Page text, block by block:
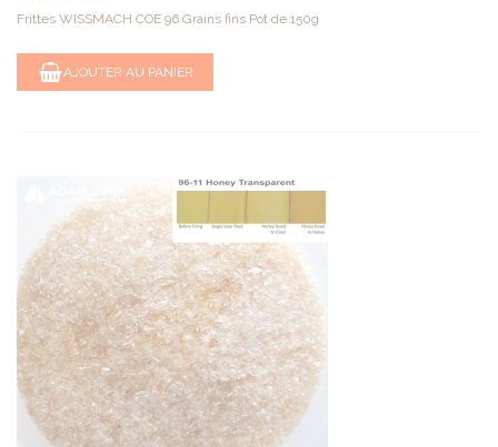
Frittes WISSMACH COE 96 Grains fins Pot de 150g
AJOUTER AU PANIER